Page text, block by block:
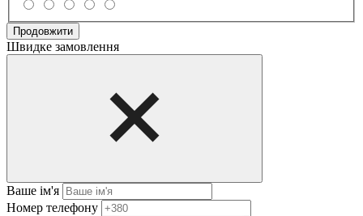
Продовжити
Швидке замовлення
Ваше ім'я
Нoмep тeлeфoнy